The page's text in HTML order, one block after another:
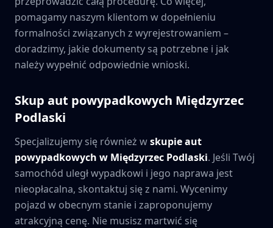
pomagamy naszym klientom w dopełnieniu
formalności związanych z wyrejestrowaniem –
doradzimy, jakie dokumenty są potrzebne i jak
należy wypełnić odpowiednie wnioski.
Skup aut powypadkowych Międzyrzec
Podlaski
Specjalizujemy się również wskupie aut
powypadkowych w Międzyrzec Podlaski. Jeśli Twój
samochód uległ wypadkowi i jego naprawa jest
nieopłacalna, skontaktuj się z nami. Wycenimy
pojazd w obecnym stanie i zaproponujemy
atrakcyjną cenę. Nie musisz martwić się